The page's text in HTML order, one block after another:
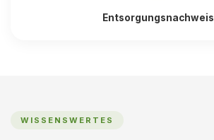
Entsorgungsnachweis
WISSENSWERTES